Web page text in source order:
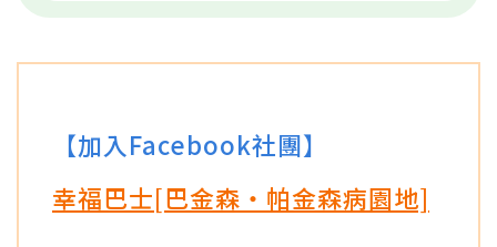
【加入Facebook社團】
幸福巴士[巴金森‧帕金森病園地]